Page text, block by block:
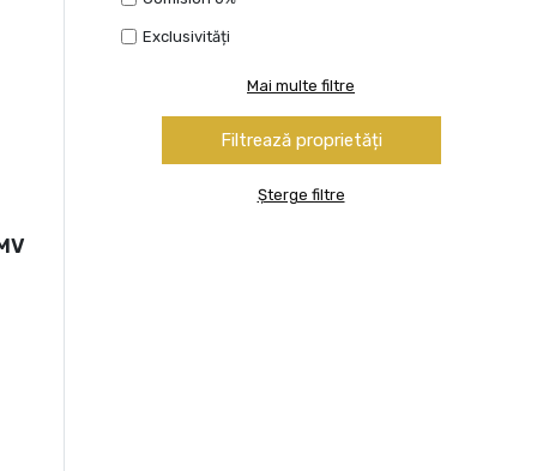
Exclusivități
Mai multe filtre
Șterge filtre